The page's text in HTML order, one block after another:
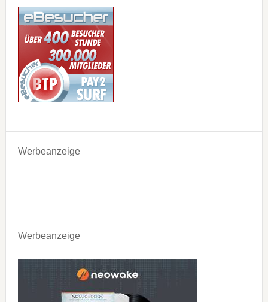
Werbeanzeige
Werbeanzeige